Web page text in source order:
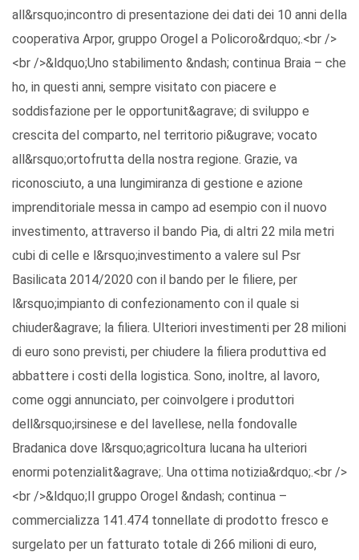
all&rsquo;incontro di presentazione dei dati dei 10 anni della
cooperativa Arpor, gruppo Orogel a Policoro&rdquo;.<br />
<br />&ldquo;Uno stabilimento &ndash; continua Braia – che
ho, in questi anni, sempre visitato con piacere e
soddisfazione per le opportunit&agrave; di sviluppo e
crescita del comparto, nel territorio pi&ugrave; vocato
all&rsquo;ortofrutta della nostra regione. Grazie, va
riconosciuto, a una lungimiranza di gestione e azione
imprenditoriale messa in campo ad esempio con il nuovo
investimento, attraverso il bando Pia, di altri 22 mila metri
cubi di celle e l&rsquo;investimento a valere sul Psr
Basilicata 2014/2020 con il bando per le filiere, per
l&rsquo;impianto di confezionamento con il quale si
chiuder&agrave; la filiera. Ulteriori investimenti per 28 milioni
di euro sono previsti, per chiudere la filiera produttiva ed
abbattere i costi della logistica. Sono, inoltre, al lavoro,
come oggi annunciato, per coinvolgere i produttori
dell&rsquo;irsinese e del lavellese, nella fondovalle
Bradanica dove l&rsquo;agricoltura lucana ha ulteriori
enormi potenzialit&agrave;. Una ottima notizia&rdquo;.<br />
<br />&ldquo;Il gruppo Orogel &ndash; continua –
commercializza 141.474 tonnellate di prodotto fresco e
surgelato per un fatturato totale di 266 milioni di euro,